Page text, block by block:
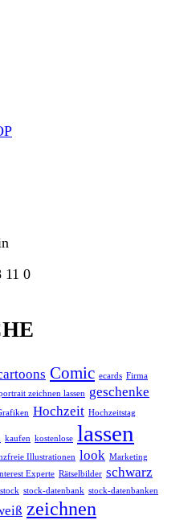
11 0
Comic ecards Firma
zeichnen lassen
geschenke
Hochzeit Hochzeitstag
kaufen kostenlose lassen
Illustrationen look Marketing
Experte Rätselbilder schwarz
stock stock-datenbank stock-datenbanken
zeichnen